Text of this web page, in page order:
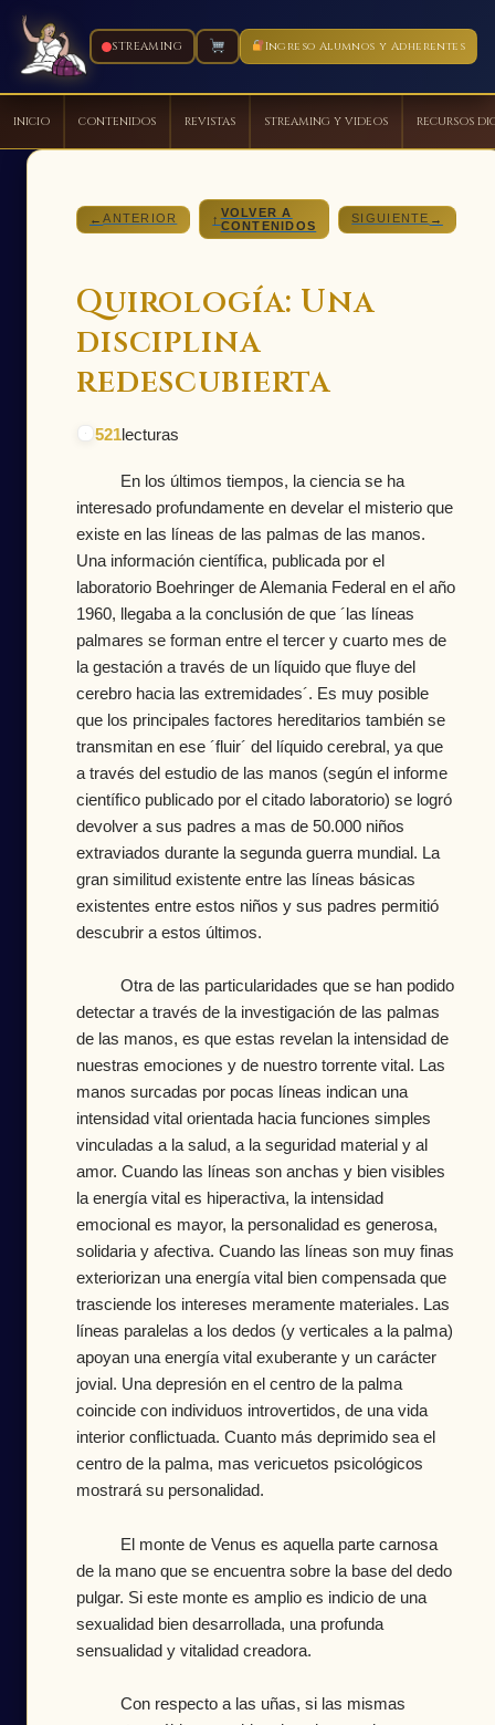
STREAMING Ingreso Alumnos y Adherentes
INICIO CONTENIDOS REVISTAS STREAMING Y VIDEOS RECURSOS
←ANTERIOR ↑VOLVER A
CONTENIDOS
SIGUIENTE →
Quirología: Una
disciplina
redescubierta
521lecturas
En los últimos tiempos, la ciencia se ha
interesado profundamente en develar el misterio que
existe en las líneas de las palmas de las manos.
Una información científica, publicada por el
laboratorio Boehringer de Alemania Federal en el año
1960, llegaba a la conclusión de que ´las líneas
palmares se forman entre el tercer y cuarto mes de
la gestación a través de un líquido que fluye del
cerebro hacia las extremidades´. Es muy posible
que los principales factores hereditarios también se
transmitan en ese ´fluir´ del líquido cerebral, ya que
a través del estudio de las manos (según el informe
científico publicado por el citado laboratorio) se logró
devolver a sus padres a mas de 50.000 niños
extraviados durante la segunda guerra mundial. La
gran similitud existente entre las líneas básicas
existentes entre estos niños y sus padres permitió
descubrir a estos últimos.
Otra de las particularidades que se han podido
detectar a través de la investigación de las palmas
de las manos, es que estas revelan la intensidad de
nuestras emociones y de nuestro torrente vital. Las
manos surcadas por pocas líneas indican una
intensidad vital orientada hacia funciones simples
vinculadas a la salud, a la seguridad material y al
amor. Cuando las líneas son anchas y bien visibles
la energía vital es hiperactiva, la intensidad
emocional es mayor, la personalidad es generosa,
solidaria y afectiva. Cuando las líneas son muy finas
exteriorizan una energía vital bien compensada que
trasciende los intereses meramente materiales. Las
líneas paralelas a los dedos (y verticales a la palma)
apoyan una energía vital exuberante y un carácter
jovial. Una depresión en el centro de la palma
coincide con individuos introvertidos, de una vida
interior conflictuada. Cuanto más deprimido sea el
centro de la palma, mas vericuetos psicológicos
mostrará su personalidad.
El monte de Venus es aquella parte carnosa
de la mano que se encuentra sobre la base del dedo
pulgar. Si este monte es amplio es indicio de una
sexualidad bien desarrollada, una profunda
sensualidad y vitalidad creadora.
Con respecto a las uñas, si las mismas